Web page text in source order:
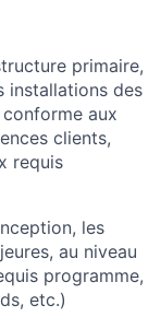
primaire,
installations des
aux
clients,
requis
les
au niveau
programme,
etc.)